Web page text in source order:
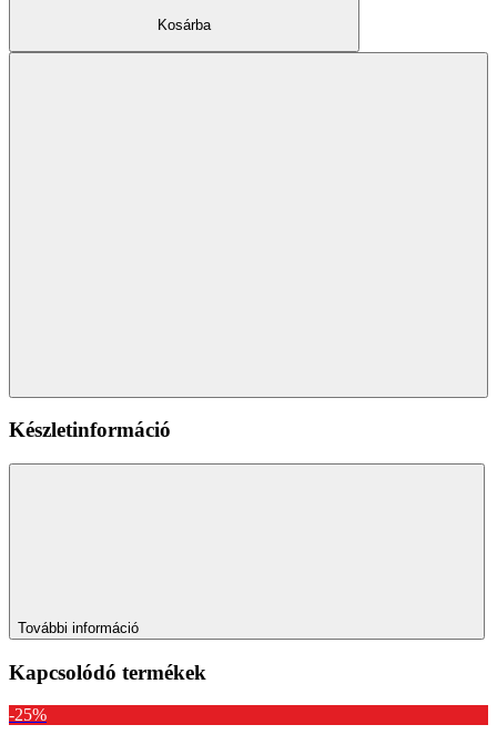
Kosárba
Készletinformáció
További információ
Kapcsolódó termékek
-25%